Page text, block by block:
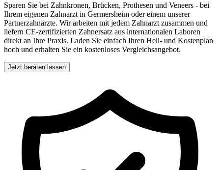
Sparen Sie bei Zahnkronen, Brücken, Prothesen und Veneers - bei
Ihrem eigenen Zahnarzt in Germersheim oder einem unserer
Partnerzahnärzte. Wir arbeiten mit jedem Zahnarzt zusammen und
liefern CE-zertifizierten Zahnersatz aus internationalen Laboren
direkt an Ihre Praxis. Laden Sie einfach Ihren Heil- und Kostenplan
hoch und erhalten Sie ein kostenloses Vergleichsangebot.
Jetzt beraten lassen